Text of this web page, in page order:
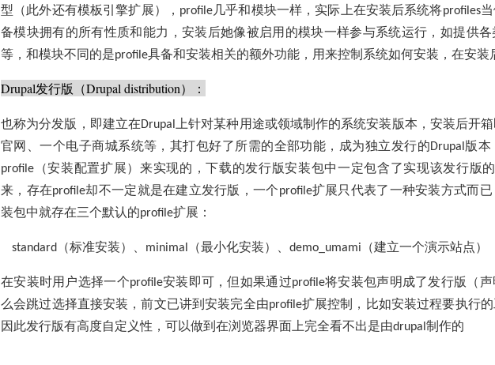
型（此外还有模板引擎扩展）， profile几乎和模块一样，实际上在安装后系统将profiles
备模块拥有的所有性质和能力，安装后她像被启用的模块一样参与系统运行，如提供
等，和模块不同的是profile具备和安装相关的额外功能，用来控制系统如何安装，在安装
Drupal发行版（Drupal distribution）：
也称为分发版，即建立在Drupal
上针对某种用途或领域制作的系统安装版本，安装后开
官网、一个电子商城系统等，其打包好了所需的全部功能，成为独立发行的Drupal 版本
profile （安装配置扩展）来实现的，下载的发行版安装包中一定包含了实现该发行版的
来，存在profile却不一定就是在建立发行版，一个profile扩展只代表了一种安装方式而
装包中就存在三个默认的profile扩展：
standard （标准安装）、 minimal （最小化安装）、 demo_umami （建立一个演示站点）
在安装时用户选择一个profile安装即可，但如果通过profile将安装包声明成了发行版（
么会跳过选择直接安装，前文已讲到安装完全由profile扩展控制，比如安装过程要执行的
因此发行版有高度自定义性，可以做到在浏览器界面上完全看不出是由drupal 制作的